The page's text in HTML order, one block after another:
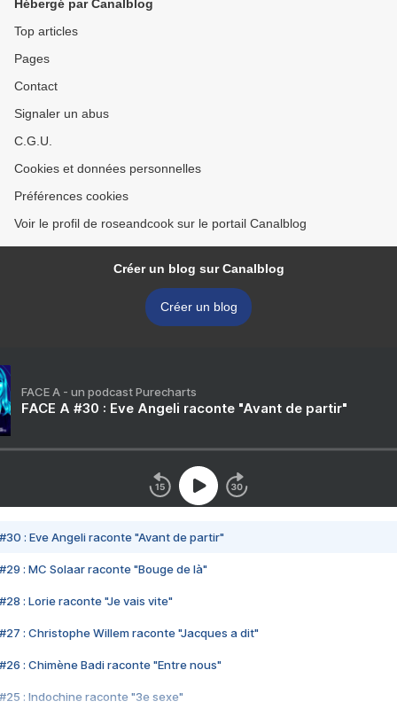
Hébergé par Canalblog
Top articles
Pages
Contact
Signaler un abus
C.G.U.
Cookies et données personnelles
Préférences cookies
Voir le profil de roseandcook sur le portail Canalblog
Créer un blog sur Canalblog
Créer un blog
FACE A - un podcast Purecharts
FACE A #30 : Eve Angeli raconte "Avant de partir"
#30 : Eve Angeli raconte "Avant de partir"
#29 : MC Solaar raconte "Bouge de là"
#28 : Lorie raconte "Je vais vite"
#27 : Christophe Willem raconte "Jacques a dit"
#26 : Chimène Badi raconte "Entre nous"
#25 : Indochine raconte "3e sexe"